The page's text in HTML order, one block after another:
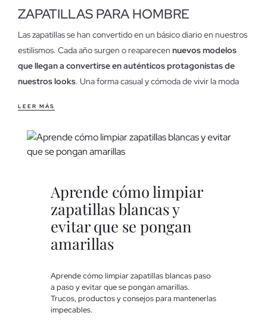
ZAPATILLAS PARA HOMBRE
Las zapatillas se han convertido en un básico diario en nuestros
estilismos. Cada año surgen o reaparecen nuevos modelos
que llegan a convertirse en auténticos protagonistas de
nuestros looks. Una forma casual y cómoda de vivir la moda
Dentro de nuestragran variedad de zapatillasencontrarás
los modelos y materiales que más encajan con tus gustos y
Lona, nylon o polipiel son algunos de los materiales de los que
están hechas nuestras zapatillas, de alta calidad y resistencia
para garantizar la comodidad y la ergonomía de nuestras
Es un hecho que las zapatillas han calado más en la moda
masculina. Actualmente las puedes encontrar en niños y
adolescentes, hasta en los adultos más maduros gracias a su
LEER MÁS
Aprende cómo limpiar
zapatillas blancas y
evitar que se pongan
amarillas
Aprende cómo limpiar zapatillas blancas paso
a paso y evitar que se pongan amarillas.
Trucos, productos y consejos para mantenerlas
impecables.